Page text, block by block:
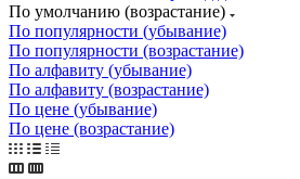
По умолчанию (возрастание)
По популярности (убывание)
По популярности (возрастание)
По алфавиту (убывание)
По алфавиту (возрастание)
По цене (убывание)
По цене (возрастание)